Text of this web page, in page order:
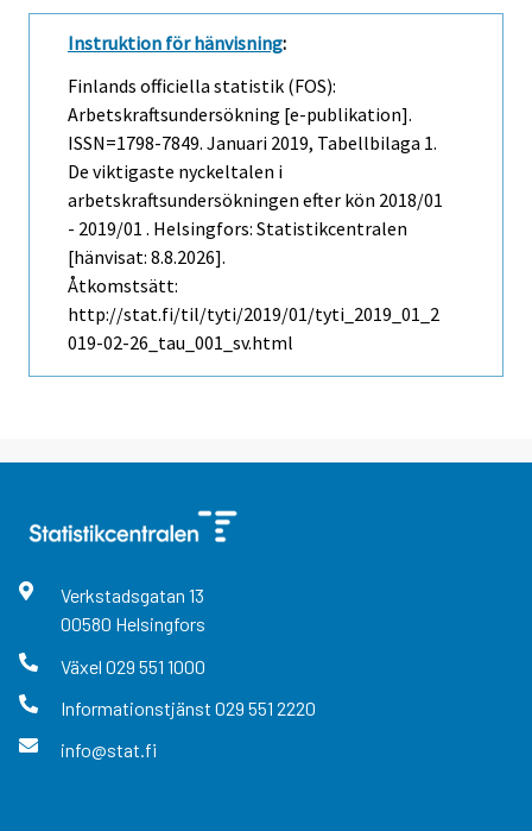
Instruktion för hänvisning:
Finlands officiella statistik (FOS):
Arbetskraftsundersökning [e-publikation].
ISSN=1798-7849. Januari 2019, Tabellbilaga 1.
De viktigaste nyckeltalen i
arbetskraftsundersökningen efter kön 2018/01
- 2019/01 . Helsingfors: Statistikcentralen
[hänvisat: 8.8.2026].
Åtkomstsätt:
http://stat.fi/til/tyti/2019/01/tyti_2019_01_2
019-02-26_tau_001_sv.html
Verkstadsgatan 13
00580 Helsingfors
Växel 029 551 1000
Informationstjänst 029 551 2220
info@stat.fi